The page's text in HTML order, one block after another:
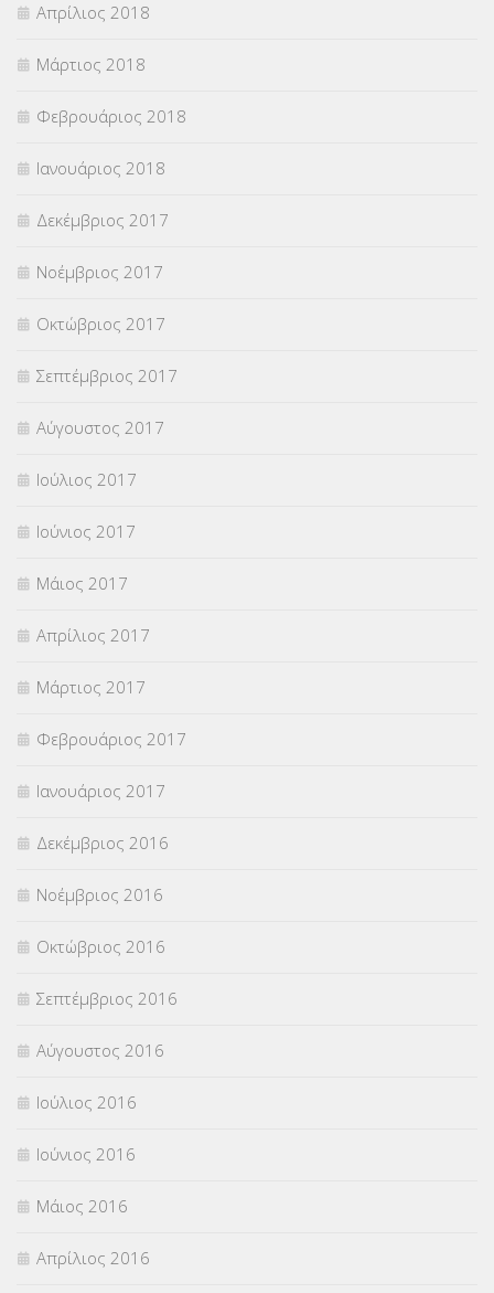
Απρίλιος 2018
Μάρτιος 2018
Φεβρουάριος 2018
Ιανουάριος 2018
Δεκέμβριος 2017
Νοέμβριος 2017
Οκτώβριος 2017
Σεπτέμβριος 2017
Αύγουστος 2017
Ιούλιος 2017
Ιούνιος 2017
Μάιος 2017
Απρίλιος 2017
Μάρτιος 2017
Φεβρουάριος 2017
Ιανουάριος 2017
Δεκέμβριος 2016
Νοέμβριος 2016
Οκτώβριος 2016
Σεπτέμβριος 2016
Αύγουστος 2016
Ιούλιος 2016
Ιούνιος 2016
Μάιος 2016
Απρίλιος 2016